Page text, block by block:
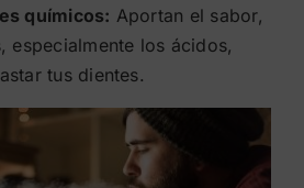
químicos: Aportan el sabor,
especialmente los ácidos,
tus dientes.